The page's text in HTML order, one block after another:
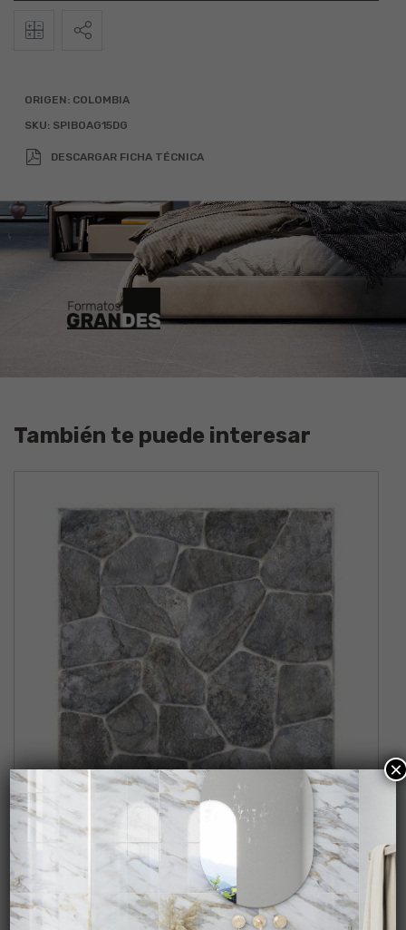
Calculadora Alto
ORIGEN: COLOMBIA
SKU: SPIBOAG15DG
DESCARGAR FICHA TÉCNICA
También te puede interesar
PALENQUE GRIS
×